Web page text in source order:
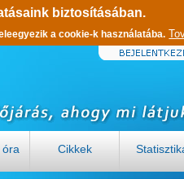
biztosításában.
a cookie-k használatába.
óra Cikkek